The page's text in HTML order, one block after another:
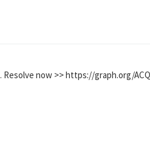
now >> https://graph.org/